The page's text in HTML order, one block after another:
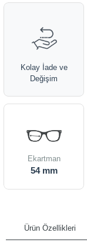
Kolay İade ve
Değişim
Ekartman
54 mm
Ürün Özellikleri